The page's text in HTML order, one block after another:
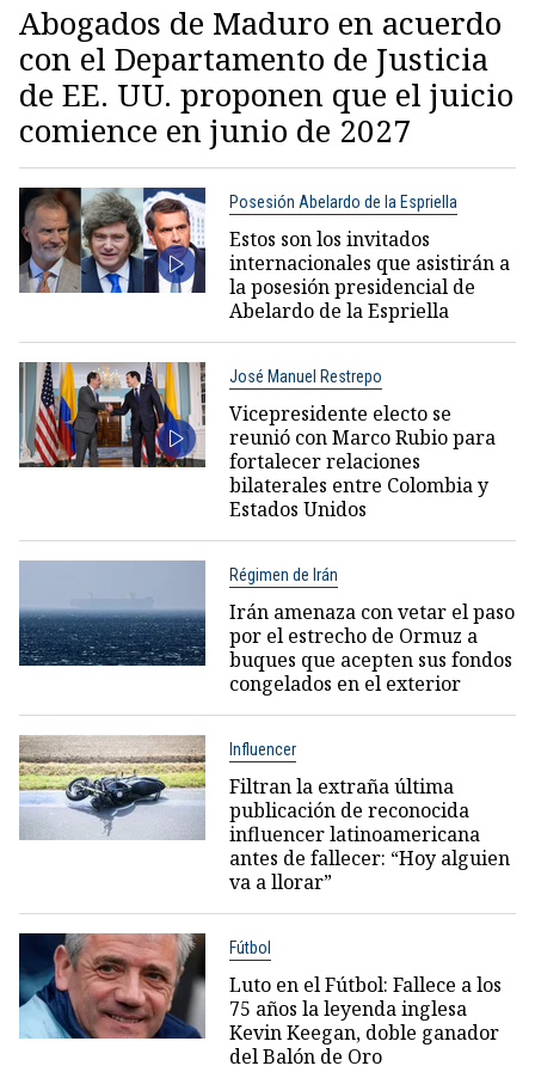
Abogados de Maduro en acuerdo
con el Departamento de Justicia
de EE. UU. proponen que el juicio
comience en junio de 2027
Posesión Abelardo de la Espriella
Estos son los invitados
internacionales que asistirán a
la posesión presidencial de
Abelardo de la Espriella
José Manuel Restrepo
Vicepresidente electo se
reunió con Marco Rubio para
fortalecer relaciones
bilaterales entre Colombia y
Estados Unidos
Régimen de Irán
Irán amenaza con vetar el paso
por el estrecho de Ormuz a
buques que acepten sus fondos
congelados en el exterior
Influencer
Filtran la extraña última
publicación de reconocida
influencer latinoamericana
antes de fallecer: “Hoy alguien
va a llorar”
Fútbol
Luto en el Fútbol: Fallece a los
75 años la leyenda inglesa
Kevin Keegan, doble ganador
del Balón de Oro